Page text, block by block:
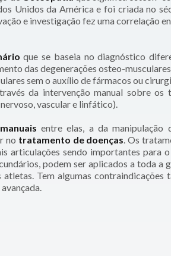
Unidos da América e foi criada no
e investigação fez uma correlação
que se baseia no diagnóstico
das degenerações osteo-
sem o auxílio de fármacos ou
da intervenção manual sobre os
vascular e linfático).
entre elas, a da manipulação
no tratamento de doenças. Os
articulações sendo importantes para
podem ser aplicados a toda a
atletas. Tem algumas contraindicações
avançada.